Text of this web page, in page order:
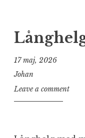
17 maj, 2026
Johan
Leave a comment